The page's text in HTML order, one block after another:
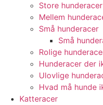
Store hunderacer
Mellem
Små hunderacer
Små
Rolige
Hunderacer der
Ulovlige
Hvad må hunde
Katteracer